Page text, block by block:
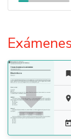



